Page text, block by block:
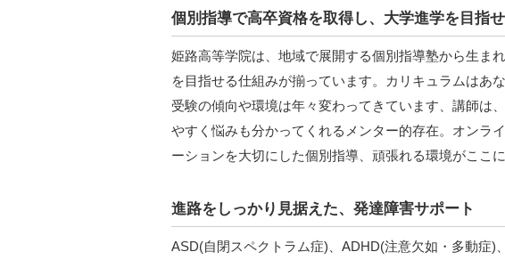
個別指導で高卒資格を取得し、大学進学を目指
姫路高等学院は、地域で展開する個別指導塾から生ま
を目指せる仕組みが揃っています。カリキュラムはあ
受験の傾向や環境は年々変わってきています、講師は
やすく悩みも分かってくれるメンター的存在。オンラ
ーションを大切にした個別指導、頑張れる環境がここに
進路をしっかり見据えた、発達障害サポート
ASD(自閉スペクトラム症)、ADHD(注意欠如・多動症)